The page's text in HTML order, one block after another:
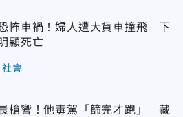
怖車禍！婦人遭大貨車撞飛 下
顯死亡
社會
槍響！他毒駕「篩完才跑」 藏